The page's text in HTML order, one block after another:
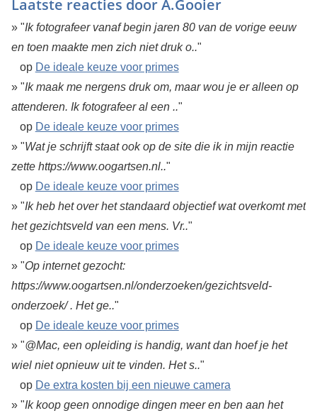
Laatste reacties door A.Gooier
» "Ik fotografeer vanaf begin jaren 80 van de vorige eeuw
en toen maakte men zich niet druk o.."
op De ideale keuze voor primes
» "Ik maak me nergens druk om, maar wou je er alleen op
attenderen. Ik fotografeer al een .."
op De ideale keuze voor primes
» "Wat je schrijft staat ook op de site die ik in mijn reactie
zette https://www.oogartsen.nl.."
op De ideale keuze voor primes
» "Ik heb het over het standaard objectief wat overkomt met
het gezichtsveld van een mens. Vr.."
op De ideale keuze voor primes
» "Op internet gezocht:
https://www.oogartsen.nl/onderzoeken/gezichtsveld-
onderzoek/ . Het ge.."
op De ideale keuze voor primes
» "@Mac, een opleiding is handig, want dan hoef je het
wiel niet opnieuw uit te vinden. Het s.."
op De extra kosten bij een nieuwe camera
» "Ik koop geen onnodige dingen meer en ben aan het